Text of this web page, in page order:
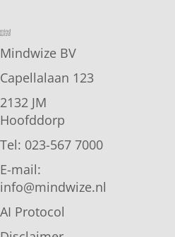
Mindwize BV
Capellalaan 123
2132 JM
Hoofddorp
Tel: 023-567 7000
E-mail:
info@mindwize.nl
AI Protocol